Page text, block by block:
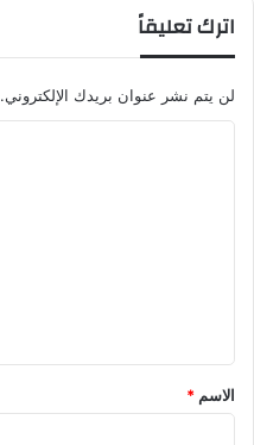
اترك تعليقاً
لن يتم نشر عنوان بريدك الإلكتروني.
*
الاسم *